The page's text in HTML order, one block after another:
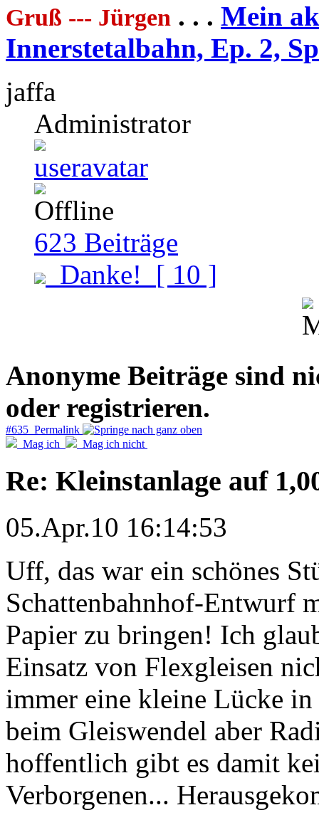
Gruß --- Jürgen . . . Mein
Innerstetalbahn, Ep. 2,
jaffa
Administrator
623 Beiträge
Danke! [ 10 ]
Anonyme Beiträge sind
oder registrieren.
#635 Permalink
Mag ich
Mag ich nicht
Re: Kleinstanlage auf
05.Apr.10 16:14:53
Uff, das war ein schönes
Schattenbahnhof-Entwurf
Papier zu bringen! Ich
Einsatz von Flexgleisen
immer eine kleine Lücke
beim Gleiswendel aber
hoffentlich gibt es damit
Verborgenen...